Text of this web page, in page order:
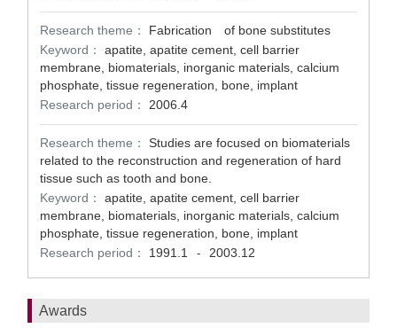
Research theme：
Fabrication of bone substitutes
Keyword：
apatite, apatite cement, cell barrier
membrane, biomaterials, inorganic materials, calcium
phosphate, tissue regeneration, bone, implant
Research period：
2006.4
Research theme：
Studies are focused on biomaterials
related to the reconstruction and regeneration of hard
tissue such as tooth and bone.
Keyword：
apatite, apatite cement, cell barrier
membrane, biomaterials, inorganic materials, calcium
phosphate, tissue regeneration, bone, implant
Research period：
1991.1 - 2003.12
Awards